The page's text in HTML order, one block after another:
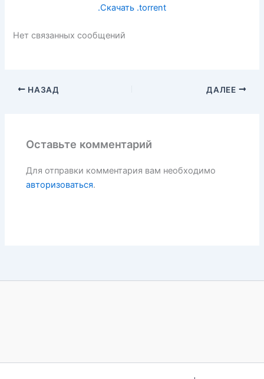
.Скачать .torrent
Нет связанных сообщений
НАЗАД ДАЛЕЕ
Оставьте комментарий
Для отправки комментария вам необходимо
авторизоваться.